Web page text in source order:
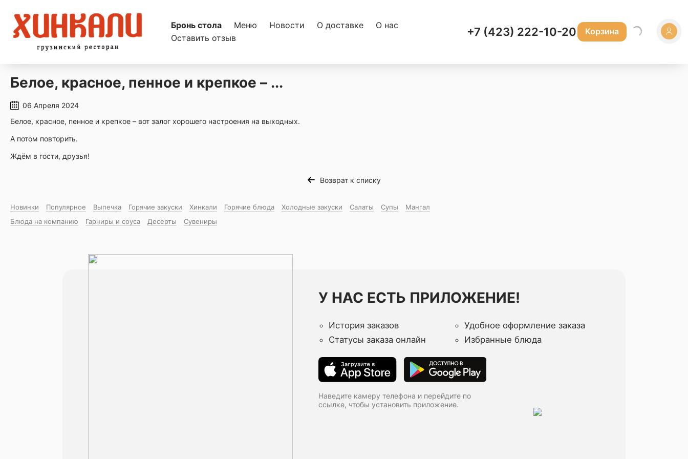
Бронь стола Меню Новости О доставке
О нас
Оставить отзыв
+7 (423) 222-10-20 Корзина
Белое, красное, пенное и крепкое – ...
06 Апреля 2024
Белое, красное, пенное и крепкое – вот залог хорошего настроения на выходных.
А потом повторить.
Ждём в гости, друзья!
Возврат к списку
Новинки Популярное Выпечка Горячие закуски Хинкали Горячие блюда Холодные закуски Салаты Супы
Мангал
Блюда на компанию
Гарниры и соуса Десерты Сувениры
У НАС ЕСТЬ ПРИЛОЖЕНИЕ!
История заказов
Удобное оформление заказа
Статусы заказа онлайн
Избранные блюда
Наведите камеру телефона и перейдите по
ссылке, чтобы установить приложение.